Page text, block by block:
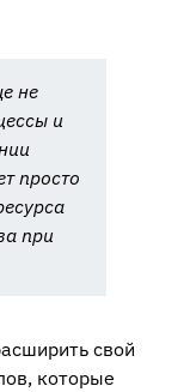
не
и
просто
при
свой
которые